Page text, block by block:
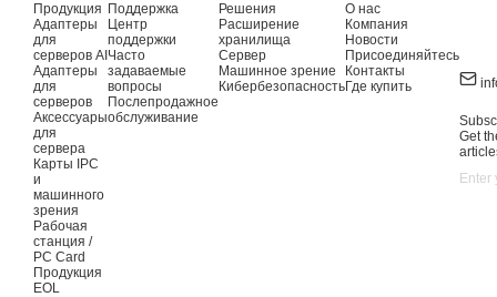
Продукция
Адаптеры
для
серверов AI
Адаптеры
для
серверов
Аксессуары
для
сервера
Карты IPC
и
машинного
зрения
Рабочая
станция /
PC Card
Продукция
EOL
Поддержка
Центр
поддержки
Часто
задаваемые
вопросы
Послепродажное
обслуживание
Решения
Расширение
хранилища
Сервер
Машинное зрение
Кибербезопасность
О нас
Компания
Новости
Присоединяйтесь
Контакты
Где купить
Get